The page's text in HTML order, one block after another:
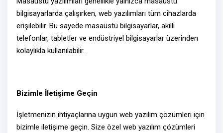
bilgisayarlarda çalışırken, web yazılımları tüm cihazlarda
erişilebilir. Bu sayede masaüstü bilgisayarlar, akıllı
telefonlar, tabletler ve endüstriyel bilgisayarlar üzerinden
kolaylıkla kullanılabilir.
Bizimle İletişime Geçin
İşletmenizin ihtiyaçlarına uygun web yazılım çözümleri için
bizimle iletişime geçin. Size özel web yazılım çözümleri